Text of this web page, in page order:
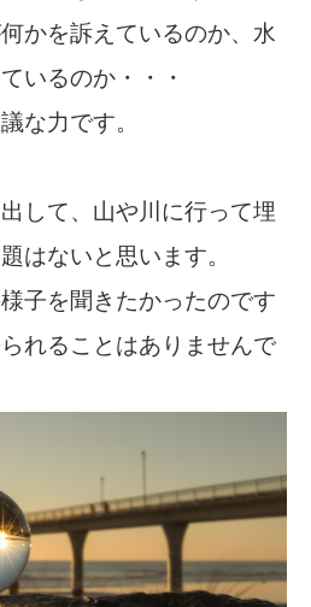
かを訴えているのか、水
いるのか・・・
な力です。
して、山や川に行って埋
はないと思います。
子を聞きたかったのです
れることはありませんで